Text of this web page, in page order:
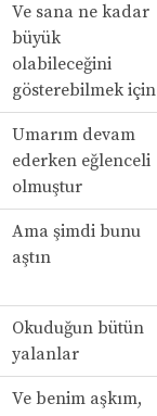
Ve sana ne kadar
büyük
olabileceğini
gösterebilmek için
Umarım devam
ederken eğlenceli
olmuştur
Ama şimdi bunu
aştın
Okuduğun bütün
yalanlar
Ve benim aşkım,